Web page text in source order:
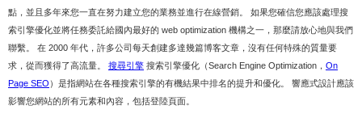
點，並且多年來您一直在努力建立您的業務並進行在線營銷。 如果您確信您應該處理搜
索引擎優化並將任務委託給國內最好的 web optimization 機構之一，那麼請放心地與我們
聯繫。 在 2000 年代，許多公司每天創建多達幾篇博客文章，沒有任何特殊的質量要
求，從而獲得了高流量。 搜尋引擎 搜索引擎優化（Search Engine Optimization， On
Page SEO ）是指網站在各種搜索引擎的有機結果中排名的提升和優化。 響應式設計應該
影響您網站的所有元素和內容，包括登陸頁面。